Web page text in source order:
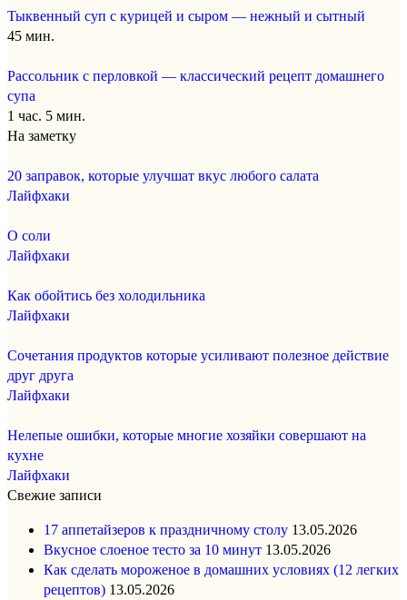
Тыквенный суп с курицей и сыром — нежный и сытный
45 мин.
Рассольник с перловкой — классический рецепт домашнего
супа
1 час. 5 мин.
На заметку
20 заправок, которые улучшат вкус любого салата
Лайфхаки
О соли
Лайфхаки
Как обойтись без холодильника
Лайфхаки
Сочетания продуктов которые усиливают полезное действие
друг друга
Лайфхаки
Нелепые ошибки, которые многие хозяйки совершают на
кухне
Лайфхаки
Свежие записи
17 аппетайзеров к праздничному столу 13.05.2026
Вкусное слоеное тесто за 10 минут 13.05.2026
Как сделать мороженое в домашних условиях (12 легких
рецептов) 13.05.2026